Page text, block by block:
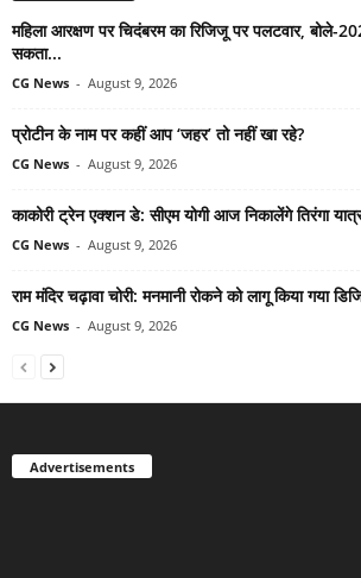
महिला आरक्षण पर चिदंबरम का रिजिजू पर पलटवार, बोले-
सकता...
CG News - August 9, 2026
प्रोटीन के नाम पर कहीं आप ‘जहर’ तो नहीं खा रहे?
CG News - August 9, 2026
काकोरी ट्रेन एक्शन डे: सीएम योगी आज निकालेंगे तिरंगा
CG News - August 9, 2026
राम मंदिर चढ़ावा चोरी: मनमानी रोकने को लागू किया गया
CG News - August 9, 2026
Advertisements